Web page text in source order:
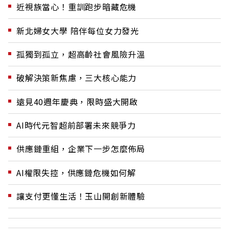
近視族當心！重訓跑步暗藏危機
新北婦女大學 陪伴每位女力發光
孤獨到孤立，超高齡社會風險升溫
破解決策新焦慮，三大核心能力
遠見40週年慶典，限時盛大開啟
AI時代元智超前部署未來競爭力
供應鏈重組，企業下一步怎麼佈局
AI權限失控，供應鏈危機如何解
讓支付更懂生活！玉山開創新體驗